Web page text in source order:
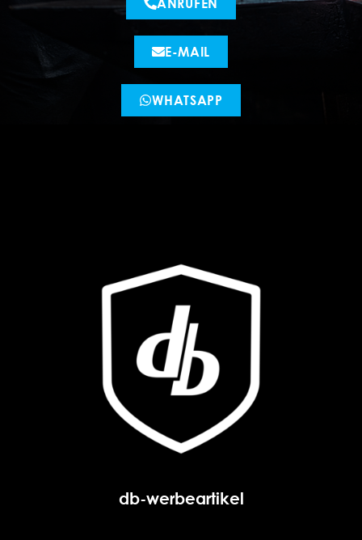
E-MAIL
WHATSAPP
db-werbeartikel